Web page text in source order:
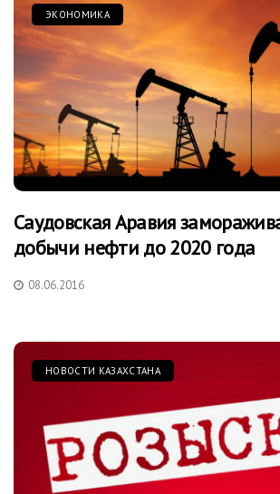
ЭКОНОМИКА
Саудовская Аравия
добычи нефти до 2020 года
08.06.2016
НОВОСТИ КАЗАХСТАНА